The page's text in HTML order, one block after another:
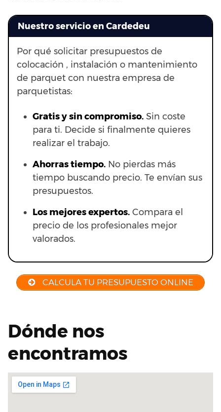
Nuestro servicio en Cardedeu
Por qué solicitar presupuestos de
colocación , instalación o mantenimiento
de parquet con nuestra empresa de
parquetistas:
Gratis y sin compromiso. Sin coste
para ti. Decide si finalmente quieres
realizar el trabajo.
Ahorras tiempo. No pierdas más
tiempo buscando precio. Te envían sus
presupuestos.
Los mejores expertos. Compara el
precio de los profesionales mejor
valorados.
CALCULA TU PRESUPUESTO ONLINE
Dónde nos
encontramos